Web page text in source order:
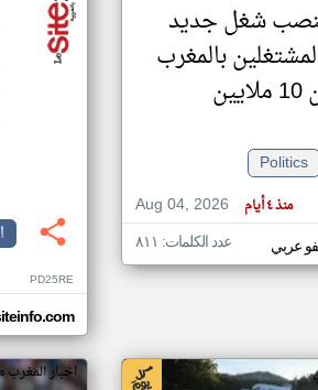
منصب شغل جديد
بالمغرب
Politics
Aug 04, 2026
منذ ٤ أيام
عربي عدد الكلمات: ٨١١
PD25RE
اخبار